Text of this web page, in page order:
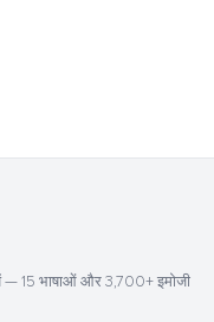
— 15 भाषाओं और 3,700+ इमोजी